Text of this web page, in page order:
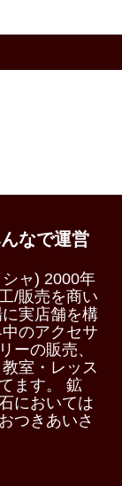
なで運営
ャ) 2000年
/販売を商い
実店舗を構
のアクセサ
ーの販売、
室・レッス
ます。 鉱
においては
つきあいさ